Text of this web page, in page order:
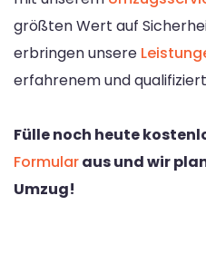
größten Wert auf
erbringen unsere
erfahrenem und
Fülle noch heute
Formularaus und wir
Umzug!